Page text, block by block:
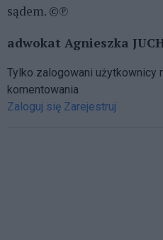
sądem. ©℗
adwokat Agnieszka
Tylko zalogowani użytkownicy
komentowania
Zaloguj się Zarejestruj